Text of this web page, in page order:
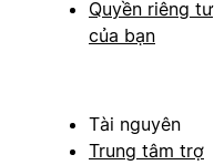
Quyền riêng tư
của bạn
Tài nguyên
Trung tâm trợ